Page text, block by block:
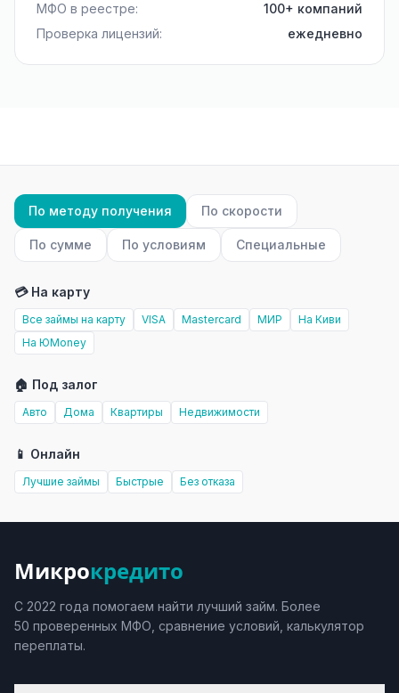
МФО в реестре:
100+ компаний
Проверка лицензий:
ежедневно
По методу получения По скорости
По сумме По условиям Специальные
💳 На карту
Все займы на карту VISA Mastercard МИР
На Киви
На ЮMoney
🏠 Под залог
Авто Дома Квартиры Недвижимости
📱 Онлайн
Лучшие займы Быстрые Без отказа
Микрокредито
С 2022 года помогаем найти лучший займ. Более
50 проверенных МФО, сравнение условий, калькулятор
переплаты.